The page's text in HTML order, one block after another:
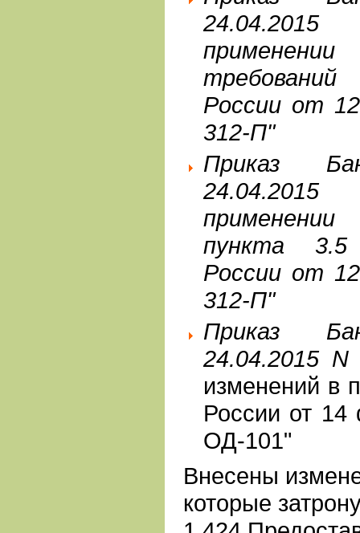
России от
312-П"
Приказ
пункта 3.5
России от
312-П"
Приказ
24.04.2015
изменений в
России от 14
ОД-101"
Внесены
которые